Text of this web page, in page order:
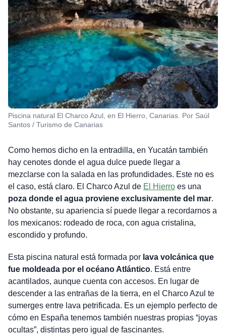
Piscina natural El Charco Azul, en El Hierro, Canarias. Por Saúl
Santos / Turismo de Canarias
Como hemos dicho en la entradilla, en Yucatán también
hay cenotes donde el agua dulce puede llegar a
mezclarse con la salada en las profundidades. Este no es
el caso, está claro. El Charco Azul de El Hierroes una
poza donde el agua proviene exclusivamente del mar.
No obstante, su apariencia sí puede llegar a recordarnos a
los mexicanos: rodeado de roca, con agua cristalina,
escondido y profundo.
Esta piscina natural está formada por lava volcánica que
fue moldeada por el océano Atlántico. Está entre
acantilados, aunque cuenta con accesos. En lugar de
descender a las entrañas de la tierra, en el Charco Azul te
sumerges entre lava petrificada. Es un ejemplo perfecto de
cómo en España tenemos también nuestras propias “joyas
ocultas”, distintas pero igual de fascinantes.